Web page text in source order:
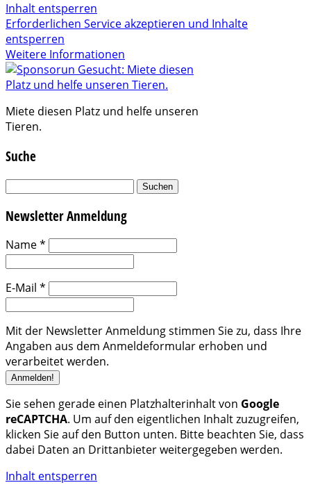
Inhalt entsperren
Erforderlichen Service akzeptieren und Inhalte
entsperren
Weitere Informationen
Miete diesen Platz und helfe unseren
Tieren.
Suche
Suchen
Newsletter Anmeldung
Name*
E-Mail *
Mit der Newsletter Anmeldung stimmen Sie zu, dass Ihre
Angaben aus dem Anmeldeformular erhoben und
verarbeitet werden.
Sie sehen gerade einen Platzhalterinhalt von Google
reCAPTCHA. Um auf den eigentlichen Inhalt zuzugreifen,
klicken Sie auf den Button unten. Bitte beachten Sie, dass
dabei Daten an Drittanbieter weitergegeben werden.
Inhalt entsperren